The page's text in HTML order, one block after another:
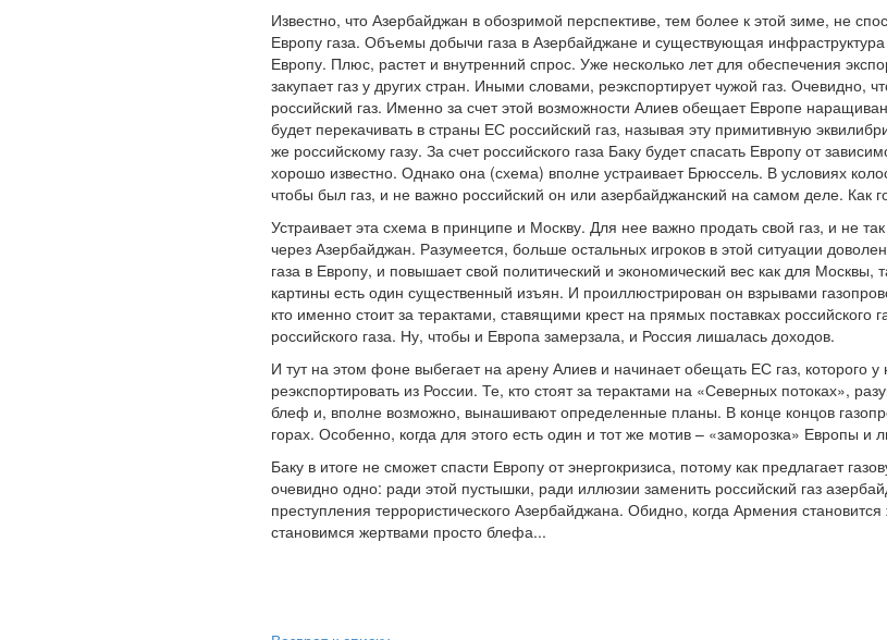
Известно, что Азербайджан в обозримой перспективе, тем более к этой зиме, не
Европу газа. Объемы добычи газа в Азербайджане и существующая инфраструктура
Европу. Плюс, растет и внутренний спрос. Уже несколько лет для обеспечения
закупает газ у других стран. Иными словами, реэкспортирует чужой газ. Очевидно,
российский газ. Именно за счет этой возможности Алиев обещает Европе
будет перекачивать в страны ЕС российский газ, называя эту примитивную
же российскому газу. За счет российского газа Баку будет спасать Европу от
хорошо известно. Однако она (схема) вполне устраивает Брюссель. В условиях
чтобы был газ, и не важно российский он или азербайджанский на самом деле. Как
Устраивает эта схема в принципе и Москву. Для нее важно продать свой газ, и не
через Азербайджан. Разумеется, больше остальных игроков в этой ситуации
газа в Европу, и повышает свой политический и экономический вес как для
картины есть один существенный изъян. И проиллюстрирован он взрывами
кто именно стоит за терактами, ставящими крест на прямых поставках
российского газа. Ну, чтобы и Европа замерзала, и Россия лишалась доходов.
И тут на этом фоне выбегает на арену Алиев и начинает обещать ЕС газ, которого у
реэкспортировать из России. Те, кто стоят за терактами на «Северных потоках»,
блеф и, вполне возможно, вынашивают определенные планы. В конце концов
горах. Особенно, когда для этого есть один и тот же мотив – «заморозка» Европы и
Баку в итоге не сможет спасти Европу от энергокризиса, потому как предлагает
очевидно одно: ради этой пустышки, ради иллюзии заменить российский газ
преступления террористического Азербайджана. Обидно, когда Армения
становимся жертвами просто блефа...